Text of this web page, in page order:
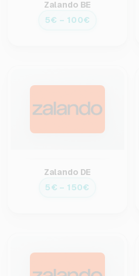
Zalando BE
5€ – 100€
Zalando DE
5€ – 150€